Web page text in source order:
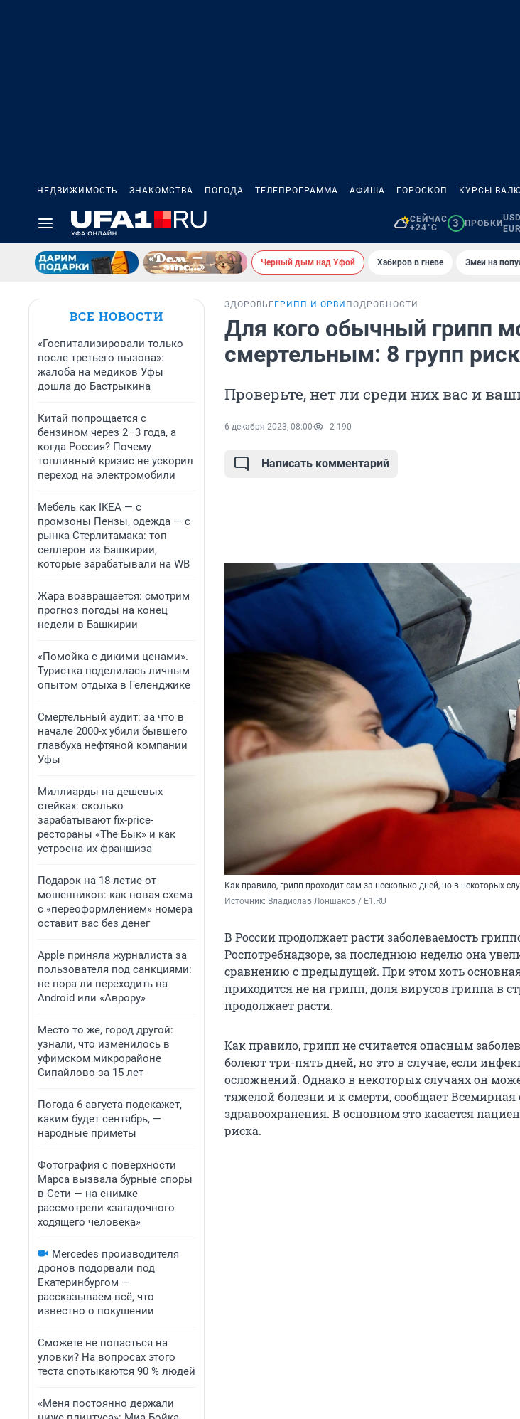
НЕДВИЖИМОСТЬ ЗНАКОМСТВА ПОГОДА ТЕЛЕПРОГРАММА АФИША ГОРОСКОП КУРСЫ
СЕЙЧАС
+24°C
3 ПРОБКИ
Черный дым над Уфой Хабиров в гневе Змеи на
ВСЕ НОВОСТИ
«Госпитализировали только
после третьего вызова»:
жалоба на медиков Уфы
дошла до Бастрыкина
Китай попрощается с
бензином через 2–3 года, а
когда Россия? Почему
топливный кризис не ускорил
переход на электромобили
Мебель как IKEA — с
промзоны Пензы, одежда — с
рынка Стерлитамака: топ
селлеров из Башкирии,
которые зарабатывали на WB
Жара возвращается: смотрим
прогноз погоды на конец
недели в Башкирии
«Помойка с дикими ценами».
Туристка поделилась личным
опытом отдыха в Геленджике
Смертельный аудит: за что в
начале 2000-х убили бывшего
главбуха нефтяной компании
Уфы
Миллиарды на дешевых
стейках: сколько
зарабатывают fix-price-
рестораны «The Бык» и как
устроена их франшиза
Подарок на 18-летие от
мошенников: как новая схема
с «переоформлением» номера
оставит вас без денег
Apple приняла журналиста за
пользователя под санкциями:
не пора ли переходить на
Android или «Аврору»
Место то же, город другой:
узнали, что изменилось в
уфимском микрорайоне
Сипайлово за 15 лет
Погода 6 августа подскажет,
каким будет сентябрь, —
народные приметы
Фотография с поверхности
Марса вызвала бурные споры
в Сети — на снимке
рассмотрели «загадочного
ходящего человека»
Mercedes производителя
дронов подорвали под
Екатеринбургом —
рассказываем всё, что
известно о покушении
Сможете не попасться на
уловки? На вопросах этого
теста спотыкаются 90 % людей
«Меня постоянно держали
ЗДОРОВЬЕ ГРИПП И ОРВИ ПОДРОБНОСТИ
Для кого обычный грипп
смертельным: 8 групп
Проверьте, нет ли среди них вас и
6 декабря 2023, 08:00 2 190
Написать комментарий
Как правило, грипп проходит сам за несколько дней, но в некоторых
Источник: Владислав Лоншаков / E1.RU
В России продолжает расти заболеваемость
Роспотребнадзоре, за последнюю неделю она
сравнению с предыдущей. При этом хоть
приходится не на грипп, доля вирусов гриппа в
продолжает расти.
Как правило, грипп не считается опасным
болеют три-пять дней, но это в случае, если
осложнений. Однако в некоторых случаях он
тяжелой болезни и к смерти, сообщает
здравоохранения. В основном это касается
риска.